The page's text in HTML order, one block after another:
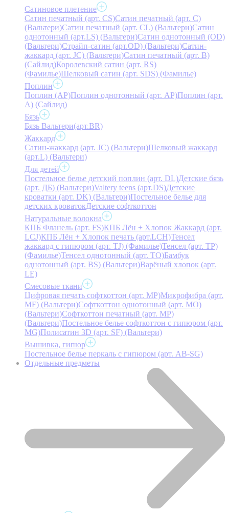
Сатиновое плетение
Сатин печатный (арт. СS)Сатин печатный (арт. С)
(Вальтери)Сатин печатный (арт. СL) (Вальтери)Сатин
однотонный (арт.LS) (Вальтери)Сатин однотонный (OD)
(Вальтери)Страйп-сатин (арт.OD) (Вальтери)Сатин-
жаккард (арт. JC) (Вальтери)Сатин печатный (арт. В)
(Сайлид)Королевский сатин (арт. RS)
(Фамилье)Шелковый сатин (арт. SDS) (Фамилье)
Поплин
Поплин (AP)Поплин однотонный (арт. AP)Поплин (арт.
А) (Сайлид)
Бязь
Бязь Вальтери(арт.BR)
Жаккард
Сатин-жаккард (арт. JC) (Вальтери)Шелковый жаккард
(арт.L) (Вальтери)
Для детей
Постельное белье детский поплин (арт. DL)Детские бязь
(арт. ДБ) (Вальтери)Valtery teens (арт.DS)Детские
кроватки (арт. DK) (Вальтери)Постельное белье для
детских кроватокДетские софткоттон
Натуральные волокна
КПБ Фланель (арт. FS)КПБ Лён + Хлопок Жаккард (арт.
LCJ)КПБ Лён + Хлопок печать (арт.LCH)Тенсел
жаккард с гипюром (арт. TJ) (Фамилье)Тенсел (арт. ТР)
(Фамилье)Тенсел однотонный (арт. TO)Бамбук
однотонный (арт. BS) (Вальтери)Варёный хлопок (арт.
LE)
Смесовые ткани
Цифровая печать софткоттон (арт. MP)Микрофибра (арт.
MF) (Вальтери)Софткоттон однотонный (арт. MO)
(Вальтери)Софткоттон печатный (арт. MР)
(Вальтери)Постельное белье софткоттон с гипюром (арт.
MG)Полисатин 3D (арт. SF) (Вальтери)
Вышивка, гипюр
Постельное белье перкаль с гипюром (арт. AB-SG)
Отдельные предметы